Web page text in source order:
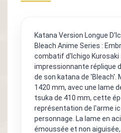
Katana Version Longue
Bleach Anime Series :
combatif d'Ichigo
impressionnante réplique
de son katana de 'Bleach'.
1420 mm, avec une lame
tsuka de 410 mm, cette
représentation de l'arme
personnage. La lame en
émoussée et non